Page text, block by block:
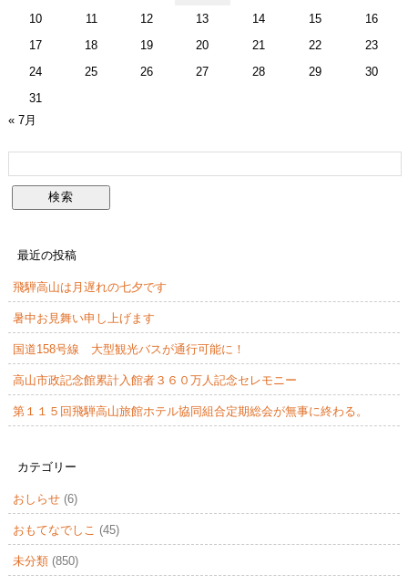
10
11 12 13 14 15
16
17
18 19 20 21 22
23
24
25 26 27 28 29
30
31
« 7月
最近の投稿
飛騨高山は月遅れの七夕です
暑中お見舞い申し上げます
国道158号線 大型観光バスが通行可能に！
高山市政記念館累計入館者３６０万人記念セレモニー
第１１５回飛騨高山旅館ホテル協同組合定期総会が無事に終わる。
カテゴリー
おしらせ(6)
おもてなでしこ (45)
未分類(850)